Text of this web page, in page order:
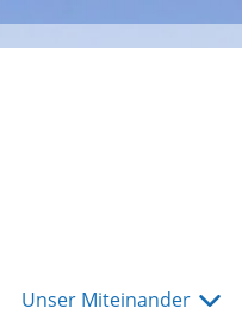
Unser Miteinander